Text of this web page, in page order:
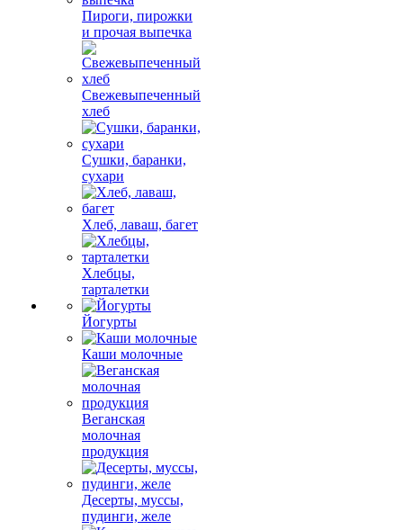
Пироги, пирожки
и прочая выпечка
Свежевыпеченный
хлеб
Сушки, баранки,
сухари
Хлеб, лаваш, багет
Хлебцы,
тарталетки
Йогурты
Каши молочные
Веганская
молочная
продукция
Десерты, муссы,
пудинги, желе